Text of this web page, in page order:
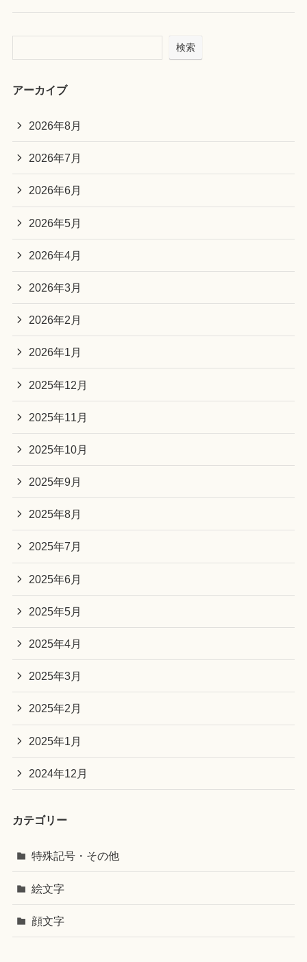
検索
アーカイブ
2026年8月
2026年7月
2026年6月
2026年5月
2026年4月
2026年3月
2026年2月
2026年1月
2025年12月
2025年11月
2025年10月
2025年9月
2025年8月
2025年7月
2025年6月
2025年5月
2025年4月
2025年3月
2025年2月
2025年1月
2024年12月
カテゴリー
特殊記号・その他
絵文字
顔文字